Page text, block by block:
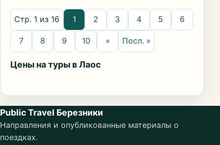
Стр. 1 из 16 1 2 3 4 5 6
7 8 9 10 » Посл. »
Цены на туры в Лаос
Public Travel Березники
Направления и опубликованные материалы о
поездках.